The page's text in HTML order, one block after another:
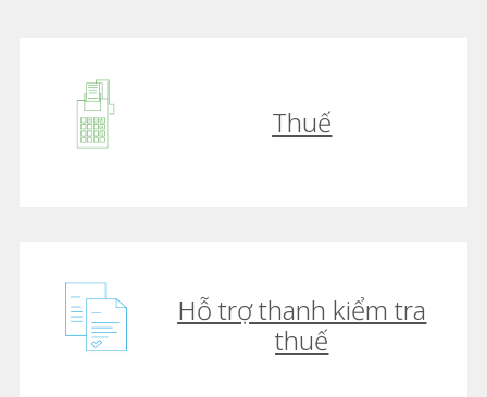
Thuế
Hỗ trợ thanh kiểm tra
thuế